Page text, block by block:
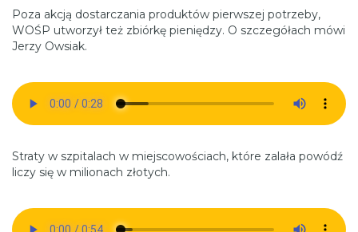
Poza akcją dostarczania produktów pierwszej potrzeby,
WOŚP utworzył też zbiórkę pieniędzy. O szczegółach mówi
Jerzy Owsiak.
Straty w szpitalach w miejscowościach, które zalała powódź
liczy się w milionach złotych.